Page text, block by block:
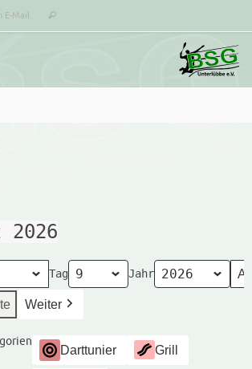
E-Mail Suchen
2026
Tag Jahr
Weiter
Darttunier Grill